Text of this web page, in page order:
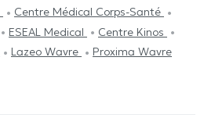
Centre Médical Corps-Santé
ESEAL Medical
Centre Kinos
Lazeo Wavre Proxima Wavre